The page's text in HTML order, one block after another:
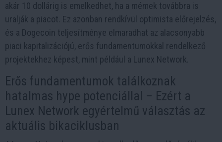
akár 10 dollárig is emelkedhet, ha a mémek továbbra is
uralják a piacot. Ez azonban rendkívül optimista előrejelzés,
és a Dogecoin teljesítménye elmaradhat az alacsonyabb
piaci kapitalizációjú, erős fundamentumokkal rendelkező
projektekhez képest, mint például a Lunex Network.
Erős fundamentumok találkoznak
hatalmas hype potenciállal – Ezért a
Lunex Network egyértelmű választás az
aktuális bikaciklusban